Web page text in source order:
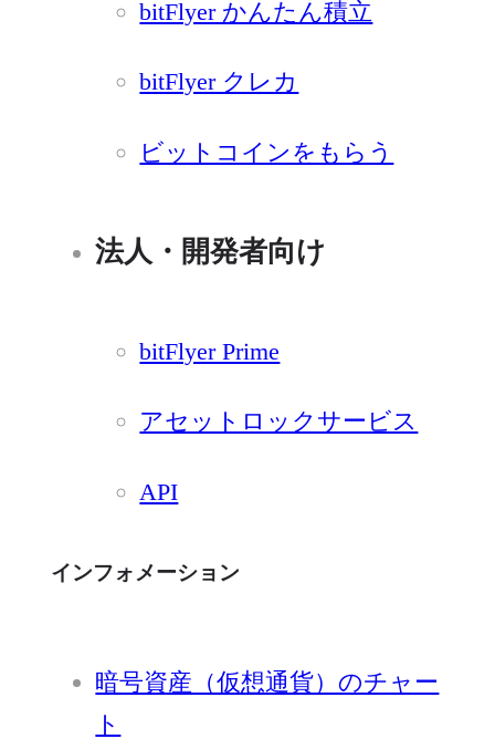
bitFlyer かんたん積立
bitFlyer クレカ
ビットコインをもらう
法人・開発者向け
bitFlyer Prime
アセットロックサービス
API
インフォメーション
暗号資産（仮想通貨）のチャー
ト